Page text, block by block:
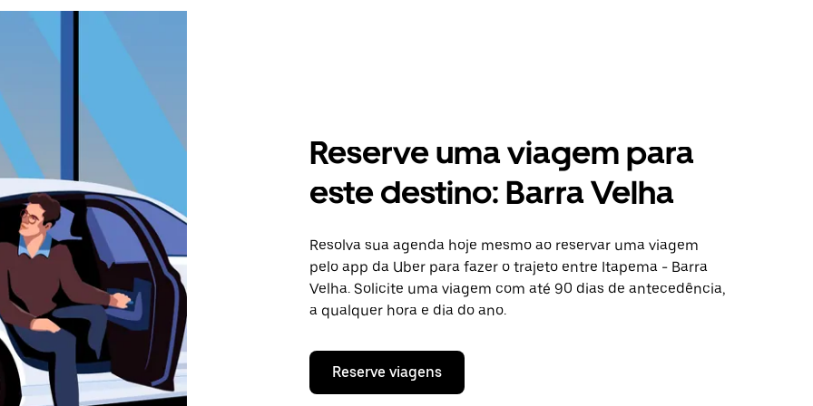
Reserve uma viagem para
este destino: Barra Velha
Resolva sua agenda hoje mesmo ao reservar uma viagem
pelo app da Uber para fazer o trajeto entre Itapema - Barra
Velha. Solicite uma viagem com até 90 dias de antecedência,
a qualquer hora e dia do ano.
Reserve viagens